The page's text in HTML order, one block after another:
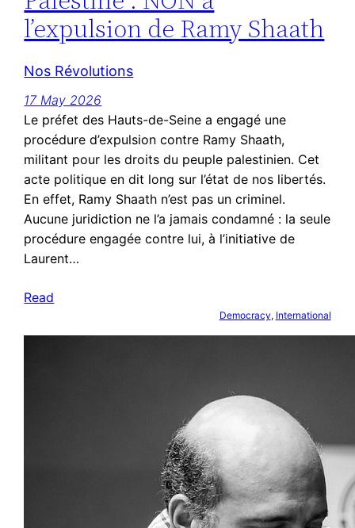
l’expulsion de Ramy Shaath
Nos Révolutions
17 May 2026
Le préfet des Hauts-de-Seine a engagé une
procédure d’expulsion contre Ramy Shaath,
militant pour les droits du peuple palestinien. Cet
acte politique en dit long sur l’état de nos libertés.
En effet, Ramy Shaath n’est pas un criminel.
Aucune juridiction ne l’a jamais condamné : la seule
procédure engagée contre lui, à l’initiative de
Laurent…
Read
Democracy, International